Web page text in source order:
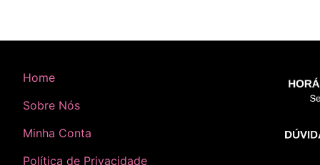
Home
Sobre Nós
Minha Conta
Política de Privacidade